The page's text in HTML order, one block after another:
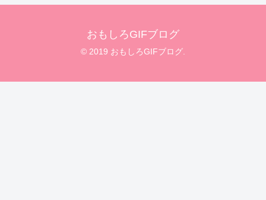
おもしろGIFブログ
© 2019 おもしろGIFブログ.